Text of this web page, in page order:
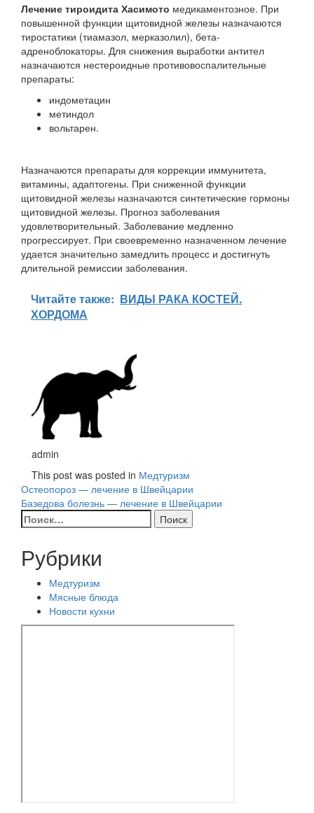
Лечение тироидита Хасимото медикаментозное. При
повышенной функции щитовидной железы назначаются
тиростатики (тиамазол, мерказолил), бета-
адреноблокаторы. Для снижения выработки антител
назначаются нестероидные противовоспалительные
препараты:
индометацин
метиндол
вольтарен.
Назначаются препараты для коррекции иммунитета,
витамины, адаптогены. При сниженной функции
щитовидной железы назначаются синтетические гормоны
щитовидной железы. Прогноз заболевания
удовлетворительный. Заболевание медленно
прогрессирует. При своевременно назначенном лечение
удается значительно замедлить процесс и достигнуть
длительной ремиссии заболевания.
Читайте также: ВИДЫ РАКА КОСТЕЙ.
ХОРДОМА
admin
This post was posted in Медтуризм
Навигация
по
Остеопороз — лечение в Швейцарии
Базедова болезнь — лечение в Швейцарии
Найти:
Рубрики
Медтуризм
Мясные блюда
Новости кухни